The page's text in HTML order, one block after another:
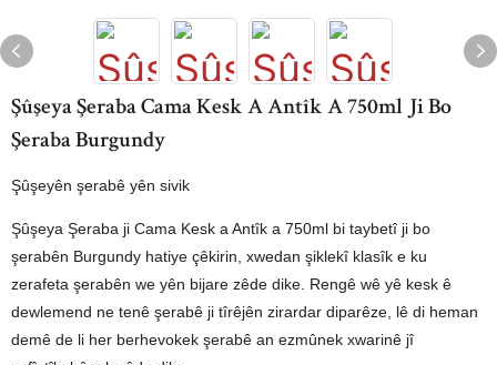
Şûşeya Şeraba Cama Kesk A Antîk A 750ml Ji Bo
Şeraba Burgundy
Şûşeyên şerabê yên sivik
Şûşeya Şeraba ji Cama Kesk a Antîk a 750ml bi taybetî ji bo
şerabên Burgundy hatiye çêkirin, xwedan şiklekî klasîk e ku
zerafeta şerabên we yên bijare zêde dike. Rengê wê yê kesk ê
dewlemend ne tenê şerabê ji tîrêjên zirardar diparêze, lê di heman
demê de li her berhevokek şerabê an ezmûnek xwarinê jî